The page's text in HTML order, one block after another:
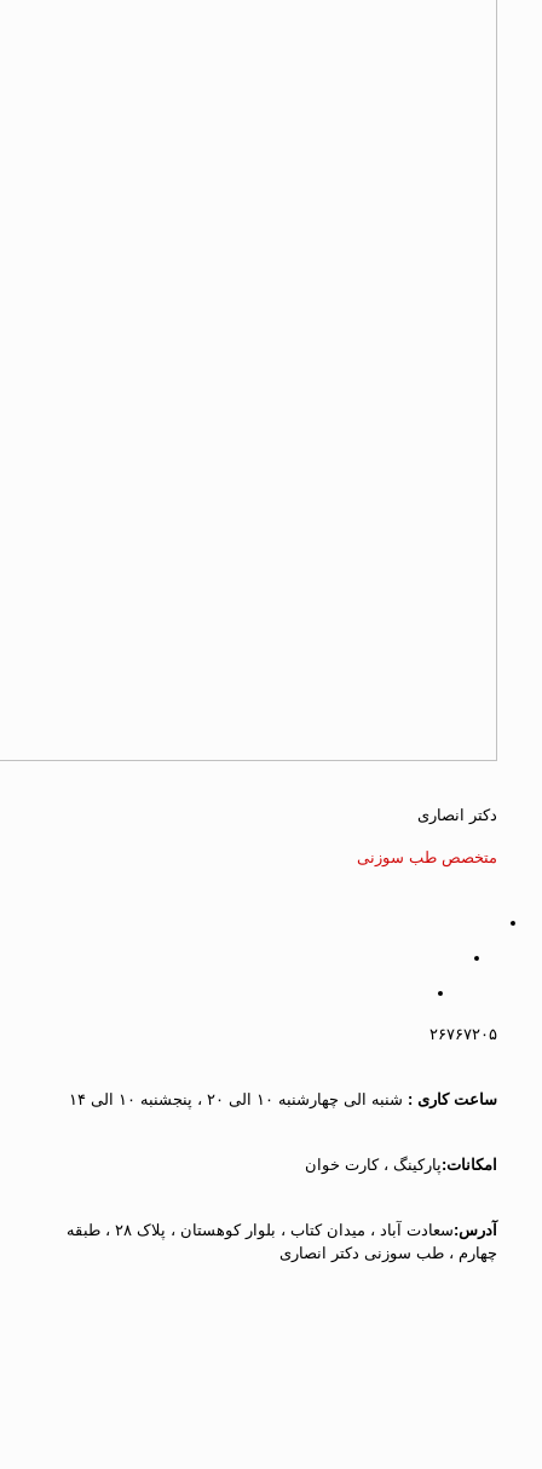
دکتر انصاری
متخصص طب سوزنی
۲۶۷۶۷۲۰۵
ساعت کاری : شنبه الی چهارشنبه ۱۰ الی ۲۰ ، پنجشنبه ۱۰ الی ۱۴
امکانات:پارکینگ ، کارت خوان
آدرس:
سعادت آباد ، میدان کتاب ، بلوار کوهستان ، پلاک ۲۸ ، طبقه
چهارم ، طب سوزنی دکتر انصاری